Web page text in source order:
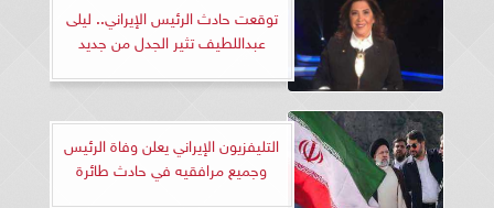
توقعت حادث الرئيس الإيراني.. ليلى
عبداللطيف تثير الجدل من جديد
التليفزيون الإيراني يعلن وفاة الرئيس
وجميع مرافقيه في حادث طائرة